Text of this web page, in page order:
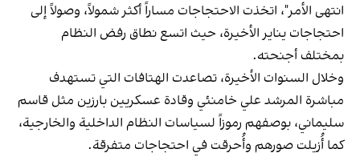
انتهى الأمر"، اتخذت الاحتجاجات مساراً أكثر شمولاً، وصولاً إلى
احتجاجات يناير الأخيرة، حيث اتسع نطاق رفض النظام
بمختلف أجنحته.
وخلال السنوات الأخيرة، تصاعدت الهتافات التي تستهدف
مباشرة المرشد علي خامنئي وقادة عسكريين بارزين مثل قاسم
سليماني، بوصفهم رموزاً لسياسات النظام الداخلية والخارجية،
كما أُزيلت صورهم وأُحرقت في احتجاجات متفرقة.